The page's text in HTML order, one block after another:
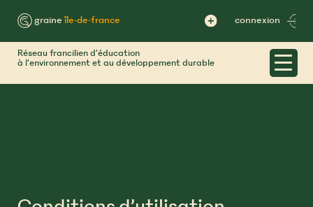
content
™ graineîle-de-france connexion
Réseau francilien d’éducation
à l’environnement et au développement durable